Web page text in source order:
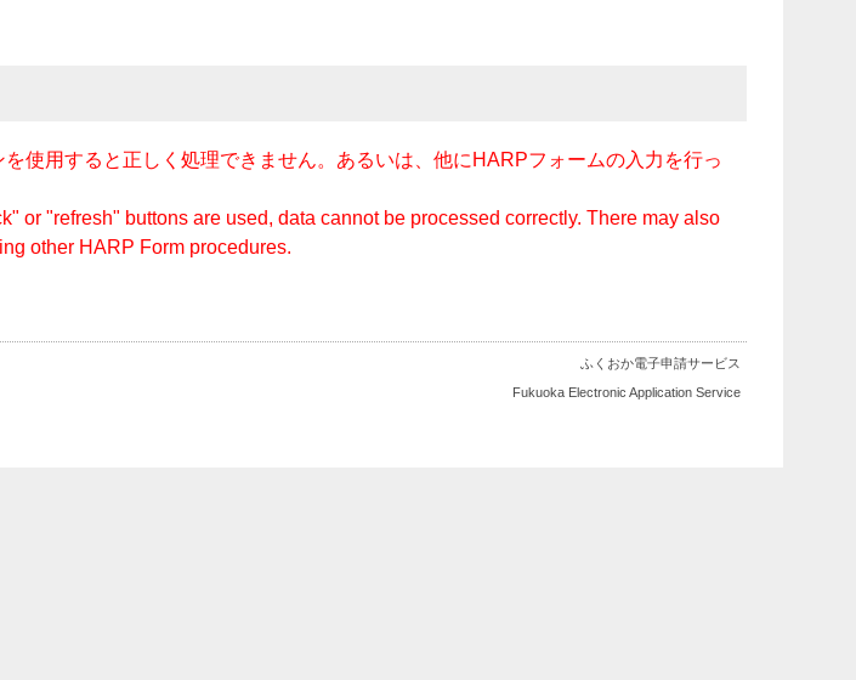
使用すると正しく処理できません。あるいは、他にHARPフォームの入力を行っ
or "refresh" buttons are used, data cannot be processed correctly. There may also
other HARP Form procedures.
ふくおか電子申請サービス
Fukuoka Electronic Application Service